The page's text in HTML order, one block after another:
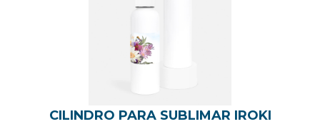
CILINDRO PARA SUBLIMAR IROKI